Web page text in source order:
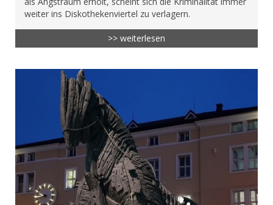
weiter ins Diskothekenviertel zu verlagern.
>> weiterlesen